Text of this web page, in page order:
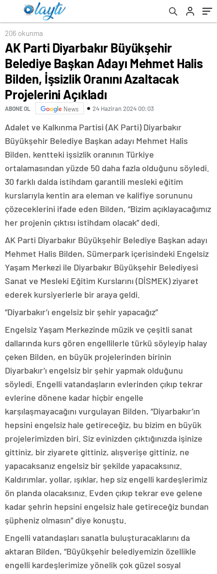
Oranını Azaltacak Projelerini Açıkladı
206 okunma
AK Parti Diyarbakır Büyükşehir
Belediye Başkan Adayı Mehmet Halis
Bilden, İşsizlik Oranını Azaltacak
Projelerini Açıkladı
ABONE OL News 24 Haziran 2024 00:03
Adalet ve Kalkınma Partisi (AK Parti) Diyarbakır
Büyükşehir Belediye Başkan adayı Mehmet Halis
Bilden, kentteki işsizlik oranının Türkiye
ortalamasından yüzde 50 daha fazla olduğunu söyledi.
30 farklı dalda istihdam garantili mesleki eğitim
kurslarıyla kentin ara eleman ve kalifiye sorununu
çözeceklerini ifade eden Bilden, “Bizim açıklayacağımız
her projenin çıktısı istihdam olacak” dedi.
AK Parti Diyarbakır Büyükşehir Belediye Başkan adayı
Mehmet Halis Bilden, Sümerpark içerisindeki Engelsiz
Yaşam Merkezi ile Diyarbakır Büyükşehir Belediyesi
Sanat ve Mesleki Eğitim Kurslarını (DİSMEK) ziyaret
ederek kursiyerlerle bir araya geldi.
“Diyarbakır’ı engelsiz bir şehir yapacağız”
Engelsiz Yaşam Merkezinde müzik ve çeşitli sanat
dallarında kurs gören engellilerle türkü söyleyip halay
çeken Bilden, en büyük projelerinden birinin
Diyarbakır’ı engelsiz bir şehir yapmak olduğunu
söyledi. Engelli vatandaşların evlerinden çıkıp tekrar
evlerine dönene kadar hiçbir engelle
karşılaşmayacağını vurgulayan Bilden, “Diyarbakır’ın
hepsini engelsiz hale getireceğiz, bu bizim en büyük
projelerimizden biri. Siz evinizden çıktığınızda işinize
gittiniz, bir ziyarete gittiniz, alışverişe gittiniz, ne
yapacaksanız engelsiz bir şekilde yapacaksınız.
Kaldırımlar, yollar, ışıklar, hep siz engelli kardeşlerimiz
ön planda olacaksınız. Evden çıkıp tekrar eve gelene
kadar şehrin hepsini engelsiz hale getireceğiz bundan
şüpheniz olmasın” diye konuştu.
Engelli vatandaşları sanatla buluşturacaklarını da
aktaran Bilden, “Büyükşehir belediyemizin özellikle
engelli kardeşlerimize yönelik çok güzel sosyal